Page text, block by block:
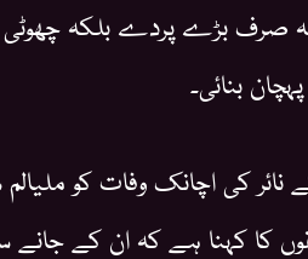
صرف بڑے پردے بلکہ چھوٹی
بنائی۔
کی اچانک وفات کو ملیالم
کا کہنا ہے کہ ان کے جانے